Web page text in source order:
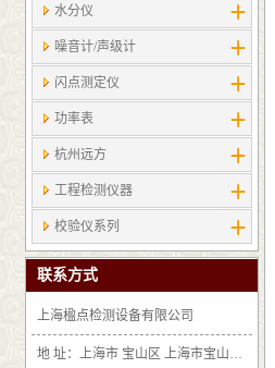
水分仪
噪音计/声级计
闪点测定仪
功率表
杭州远方
工程检测仪器
校验仪系列
联系方式
上海楹点检测设备有限公司
地 址：上海市 宝山区 上海市宝山区沪太路6397号1-2层F25区1011室